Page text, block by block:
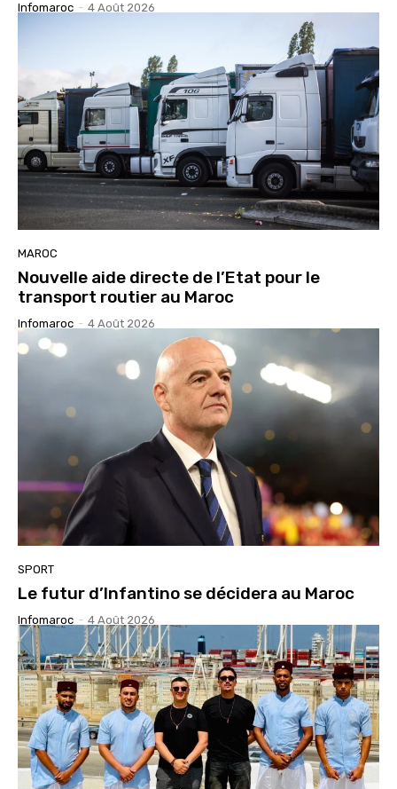
Infomaroc - 4 Août 2026
MAROC
Nouvelle aide directe de l’Etat pour le
transport routier au Maroc
Infomaroc - 4 Août 2026
SPORT
Le futur d’Infantino se décidera au Maroc
Infomaroc - 4 Août 2026